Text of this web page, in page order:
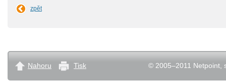
zpět
© 2005–2011 Netpoint,
Nahoru Tisk